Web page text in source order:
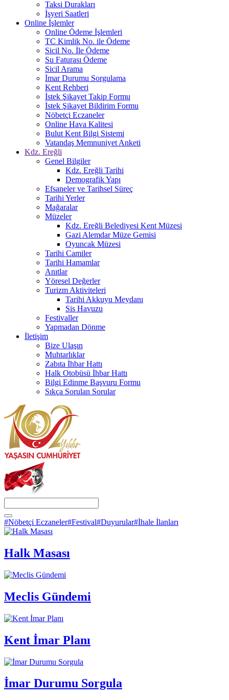
Taksi Durakları
İşyeri Saatleri
Online İşlemler
Online Ödeme İşlemleri
TC Kimlik No. ile Ödeme
Sicil No. İle Ödeme
Su Faturası Ödeme
Sicil Arama
İmar Durumu Sorgulama
Kent Rehberi
İstek Şikayet Takip Formu
İstek Şikayet Bildirim Formu
Nöbetçi Eczaneler
Online Hava Kalitesi
Bulut Kent Bilgi Sistemi
Vatandaş Memnuniyet Anketi
Kdz. Ereğli
Genel Bilgiler
Kdz. Ereğli Tarihi
Demografik Yapı
Efsaneler ve Tarihsel Süreç
Tarihi Yerler
Mağaralar
Müzeler
Kdz. Ereğli Belediyesi Kent Müzesi
Gazi Alemdar Müze Gemisi
Oyuncak Müzesi
Tarihi Camiler
Tarihi Hamamlar
Anıtlar
Yöresel Değerler
Turizm Aktiviteleri
Tarihi Akkuyu Meydanı
Sis Havuzu
Festivaller
Yapmadan Dönme
İletişim
Bize Ulaşın
Muhtarlıklar
Zabıta İhbar Hattı
Halk Otobüsü İhbar Hattı
Bilgi Edinme Başvuru Formu
Sıkça Sorulan Sorular
#Nöbetçi Eczaneler#Festival#Duyurular#İhale İlanları
Halk Masası
Meclis Gündemi
Kent İmar Planı
İmar Durumu Sorgula